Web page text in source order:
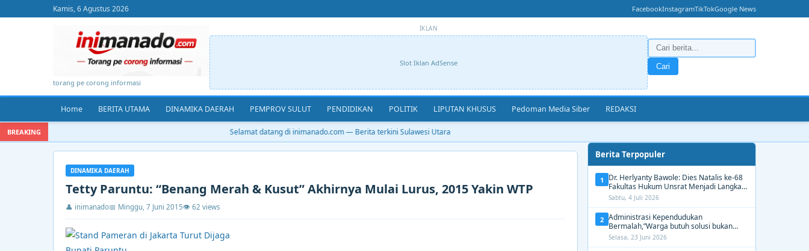
Kamis, 6 Agustus 2026 FacebookInstagramTikTokGoogle News
torang pe corong informasi
IKLAN
Slot Iklan AdSense Cari
Home BERITA UTAMA DINAMIKA DAERAH PEMPROV SULUT PENDIDIKAN POLITIK LIPUTAN KHUSUS Pedoman Media Siber REDAKSI
BREAKING Selamat datang di inimanado.com — Berita terkini Sulawesi Utara
DINAMIKA DAERAH
Tetty Paruntu: “Benang Merah & Kusut” Akhirnya Mulai Lurus, 2015 Yakin WTP
👤 inimanado📅 Minggu, 7 Juni 2015👁 62 views
Berita Terpopuler
1
Dr. Herlyanty Bawole: Dies Natalis ke-68
Fakultas Hukum Unsrat Menjadi Langkah
Nyata Membangun Generasi Hukum
Berdampak
Sabtu, 4 Juli 2026
2 Administrasi Kependudukan
Bermalah,”Warga butuh solusi bukan
Alasan dari Disdukcapil Manado
Selasa, 23 Juni 2026